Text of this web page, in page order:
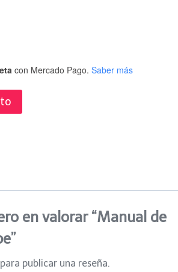
con Mercado Pago. Saber más
en valorar “Manual de
publicar una reseña.